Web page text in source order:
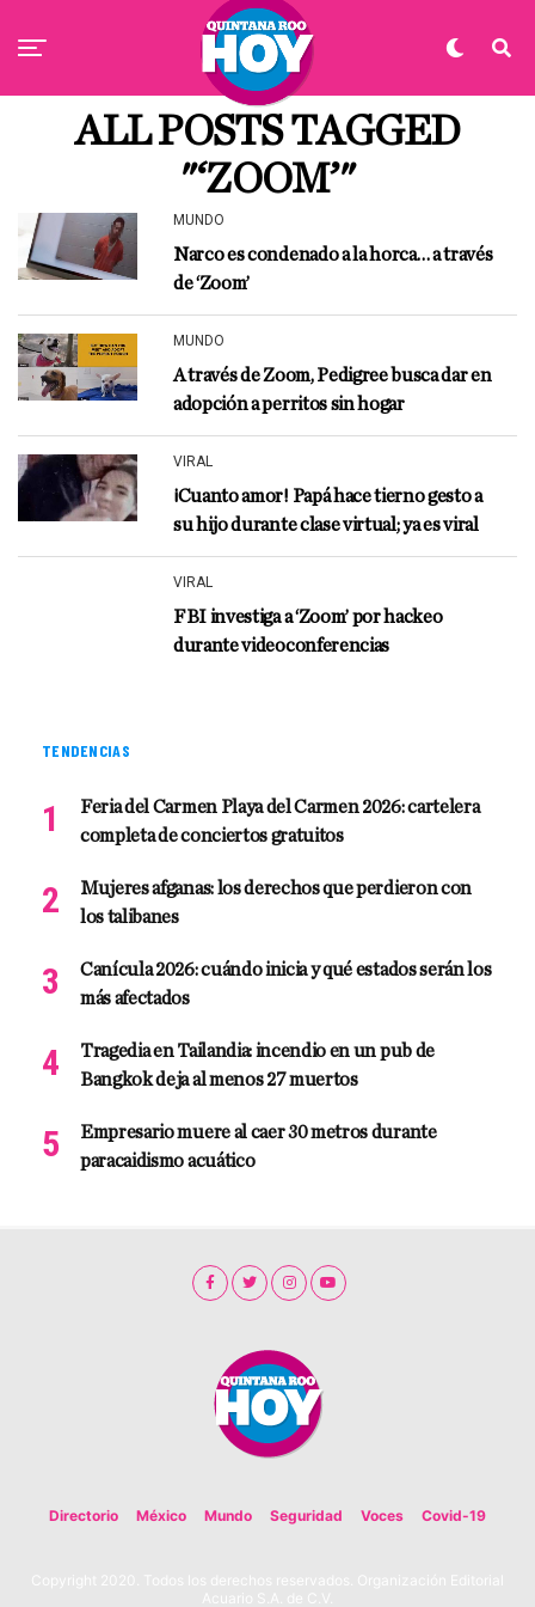
ALL POSTS TAGGED
"‘ZOOM’"
MUNDO
Narco es condenado a la horca… a través
de ‘Zoom’
MUNDO
A través de Zoom, Pedigree busca dar en
adopción a perritos sin hogar
VIRAL
¡Cuanto amor! Papá hace tierno gesto a
su hijo durante clase virtual; ya es viral
VIRAL
FBI investiga a ‘Zoom’ por hackeo
durante videoconferencias
TENDENCIAS
Feria del Carmen Playa del Carmen 2026: cartelera
completa de conciertos gratuitos
Mujeres afganas: los derechos que perdieron con
los talibanes
Canícula 2026: cuándo inicia y qué estados serán los
más afectados
Tragedia en Tailandia: incendio en un pub de
Bangkok deja al menos 27 muertos
Empresario muere al caer 30 metros durante
paracaidismo acuático
Directorio México Mundo Seguridad Voces Covid-19